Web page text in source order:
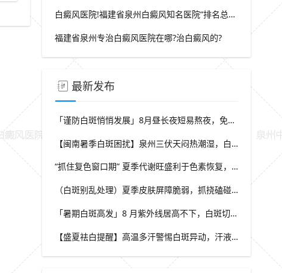
白癜风医院!福建省泉州白癜风知名医院“排名总榜公开”福建省泉州治白癜风那家医院较好“强势推荐”?
福建省泉州专治白癜风医院在哪?治白癜风的?
最新发布
「谨防白斑悄悄发展」8月昼长夜短易熬夜，免疫力波动干扰黑素细胞，福建泉州中科白癜风医院教你安稳度过白癜风高发季
【闽南暑季白斑困扰】泉州三伏天闷热潮湿，白斑患者出汗后及时清洁，福建泉州中科白癜风医院解析夏季白斑诱因
“抓住复色窗口期” 夏季代谢旺盛利于色素恢复，做好养护结合规范干预，福建泉州中科白癜风医院助力白斑科学复色
（白斑别乱处理）夏季皮肤屏障脆弱，抓挠磕碰可催生新白斑，福建泉州中科白癜风医院科普盛夏白癜风防护小常识
「暑期白斑高发」8 月紫外线居高不下，白斑切勿盲目暴晒，福建泉州中科白癜风医院提醒做好科学防晒规避扩散风险
【盛夏祛白提醒】高温多汗警惕白斑异动，汗液刺激易诱发同形反应，福建泉州中科白癜风医院分享夏季白斑稳护要点